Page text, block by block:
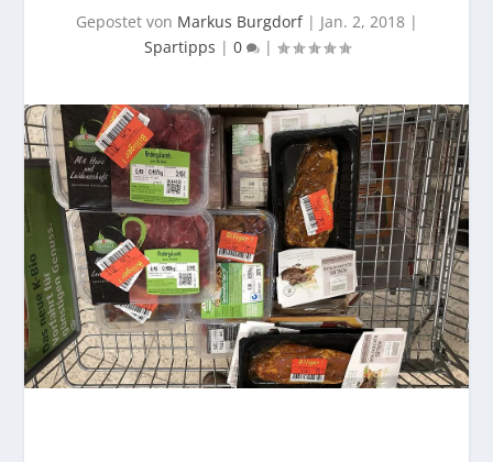
Gepostet von Markus Burgdorf| Jan. 2, 2018|
Spartipps | 0 |